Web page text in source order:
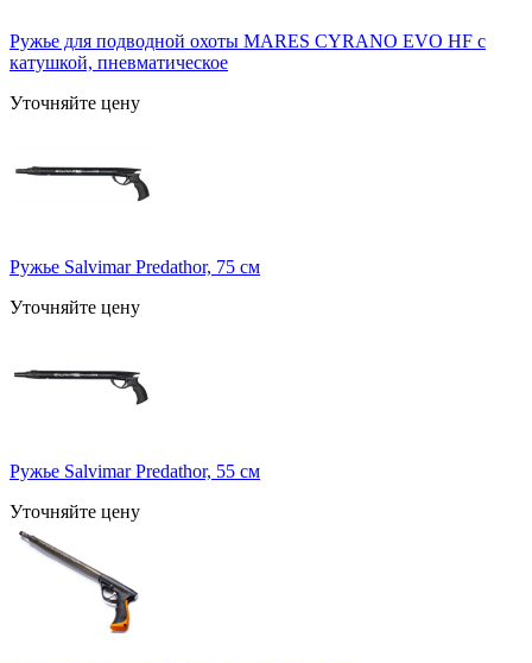
Ружье для подводной охоты MARES CYRANO EVO HF с
катушкой, пневматическое
Уточняйте цену
Ружье Salvimar Predathor, 75 см
Уточняйте цену
Ружье Salvimar Predathor, 55 см
Уточняйте цену